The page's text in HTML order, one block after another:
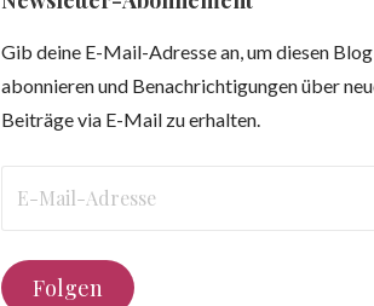
Gib deine E-Mail-Adresse an, um diesen
abonnieren und Benachrichtigungen über
Beiträge via E-Mail zu erhalten.
Mail-
Folgen